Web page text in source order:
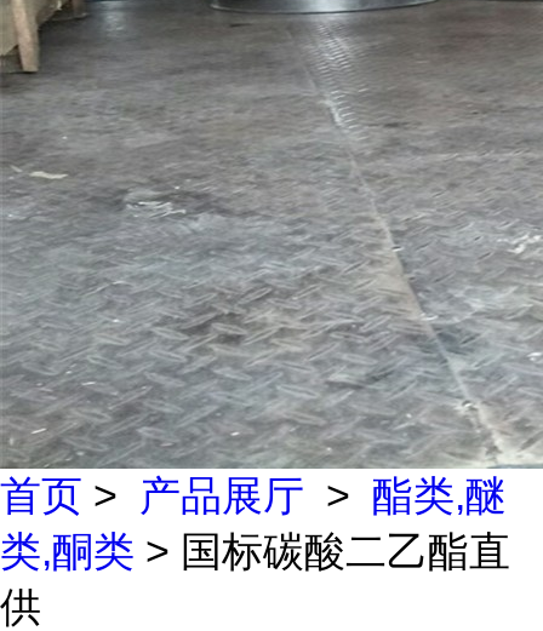
首页 > 产品展厅 > 酯类,醚
类,酮类 > 国标碳酸二乙酯直
供